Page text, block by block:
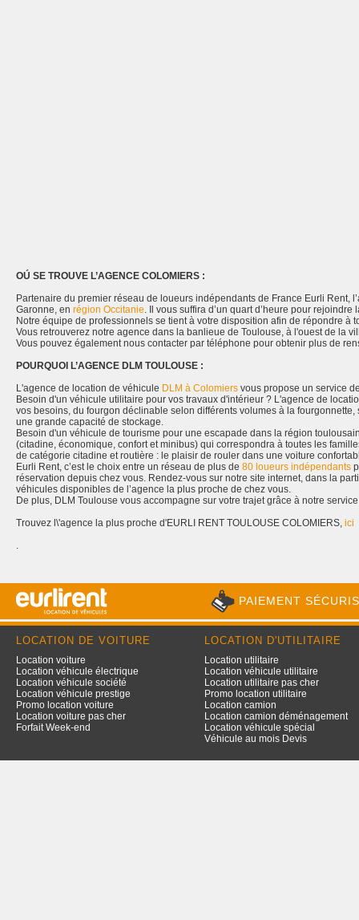
OÚ SE TROUVE L’AGENCE COLOMIERS :
Partenaire du premier réseau de loueurs indépendants de France Eurli Rent,
Garonne, en région Occitanie. Il vous suffira d’un quart d’heure pour
Notre équipe de professionnels se tient à votre disposition afin de répondre à
Vous retrouverez notre agence dans la banlieue de Toulouse, à l'ouest de la
Vous pouvez également nous contacter par téléphone pour obtenir plus de
POURQUOI L’AGENCE DLM TOULOUSE :
L'agence de location de véhicule DLM à Colomiers vous propose un service
Besoin d'un véhicule utilitaire pour vos travaux d'intérieur ? L'agence de
vos besoins, du fourgon déclinable selon différents volumes à la
une grande capacité de stockage.
Besoin d'un véhicule de tourisme pour une escapade dans la région
(citadine, économique, confort et minibus) qui correspondra à toutes les
de catégorie citadine et routière : le plaisir de rouler dans une voiture
Eurli Rent, c’est le choix entre un réseau de plus de 80 loueurs indépendants
réservation depuis chez vous. Rendez-vous sur notre site internet, dans la
véhicules disponibles de l’agence la plus proche de chez vous.
De plus, DLM Toulouse vous accompagne sur votre trajet grâce à notre
Trouvez l\'agence la plus proche d'EURLI RENT TOULOUSE COLOMIERS, ici
.
PAIEMENT
LOCATION DE VOITURE
Location voiture
Location véhicule électrique
Location véhicule société
Location véhicule prestige
Promo location voiture
Location voiture pas cher
Forfait Week-end
LOCATION D'UTILITAIRE
Location utilitaire
Location véhicule utilitaire
Location utilitaire pas cher
Promo location utilitaire
Location camion
Location camion déménagement
Location véhicule spécial
Véhicule au mois Devis